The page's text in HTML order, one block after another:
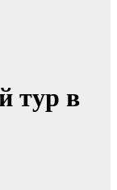
тур в